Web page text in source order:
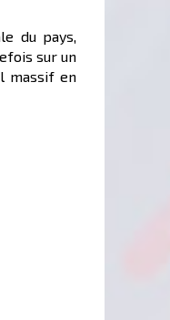
du pays,
sur un
massif en